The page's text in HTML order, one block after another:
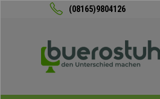
(08165)9804126